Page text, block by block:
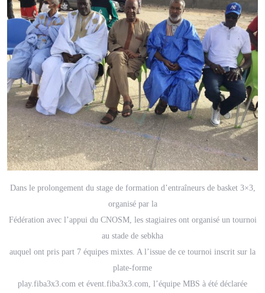
Dans le prolongement du stage de formation d’entraîneurs de basket 3×3,
organisé par la
Fédération avec l’appui du CNOSM, les stagiaires ont organisé un tournoi
au stade de sebkha
auquel ont pris part 7 équipes mixtes. A l’issue de ce tournoi inscrit sur la
plate-forme
play.fiba3x3.com et évent.fiba3x3.com, l’équipe MBS à été déclarée